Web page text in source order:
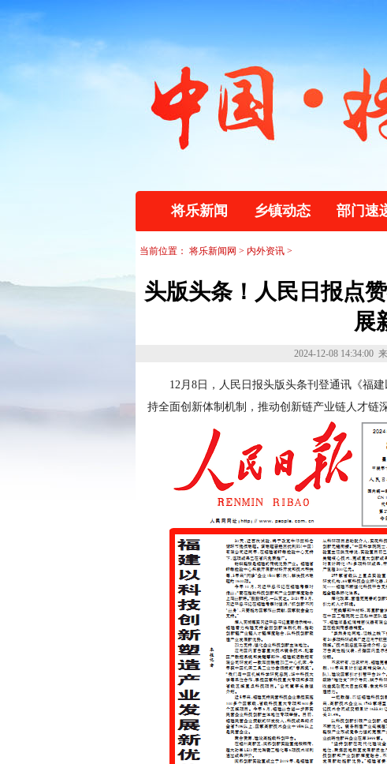
将乐新闻 乡镇动态 部门速
当前位置： 将乐新闻网 > 内外资讯 >
头版头条！人民日报点
展
2024-12-08 14:34:00
12月8日，人民日报头版头条刊登通讯《福
持全面创新体制机制，推动创新链产业链人才链